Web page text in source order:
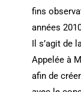
fins
années
Il s’agit de
Appelée à
afin de